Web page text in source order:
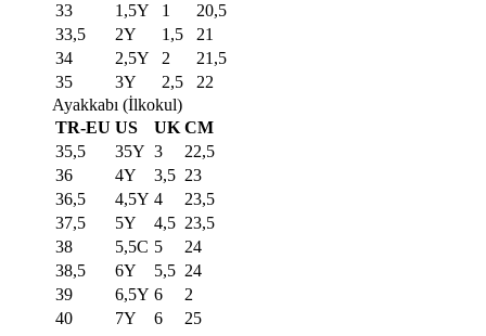
33
1,5Y 1
20,5
33,5
2Y 1,5
21
34
2,5Y 2
21,5
35
3Y 2,5
22
Ayakkabı (İlkokul)
TR-EU US UK CM
35,5
35Y 3
22,5
36
4Y 3,5 23
36,5
4,5Y 4
23,5
37,5
5Y 4,5 23,5
38
5,5C 5
24
38,5
6Y 5,5 24
39
6,5Y 6
2
40
7Y 6 25